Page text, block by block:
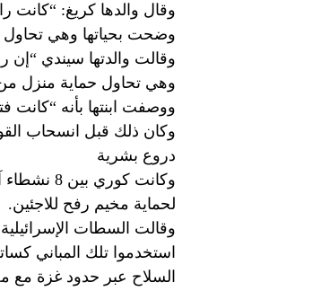
وقال والدها كريغ: “كانت
وضحت بحياتها وهي تحاول
وقالت والدتها سيندي “إن
وهي تحاول حماية منزل
ووصفت ابنتها بأنه
وكان ذلك قبل انسحاب
دروع بشرية
وكانت
لحماية مخيم رفح للاجئين.
وقالت السطات
استخدموا تلك المباني
السلاح عبر حدود غزة مع